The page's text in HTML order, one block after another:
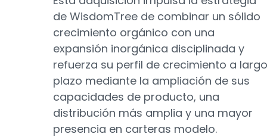
de WisdomTree de combinar un sólido
crecimiento orgánico con una
expansión inorgánica disciplinada y
refuerza su perfil de crecimiento a largo
plazo mediante la ampliación de sus
capacidades de producto, una
distribución más amplia y una mayor
presencia en carteras modelo.